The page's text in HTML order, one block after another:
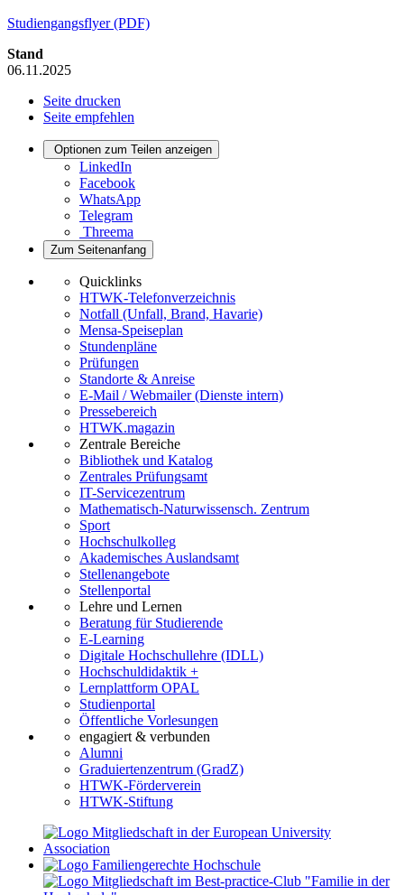
Studiengangsflyer (PDF)
Stand
06.11.2025
Seite drucken
Seite empfehlen
Optionen zum Teilen anzeigen
LinkedIn
Facebook
WhatsApp
Telegram
Threema
Zum Seitenanfang
Quicklinks
HTWK-Telefonverzeichnis
Notfall (Unfall, Brand, Havarie)
Mensa-Speiseplan
Stundenpläne
Prüfungen
Standorte & Anreise
E-Mail / Webmailer (Dienste intern)
Pressebereich
HTWK.magazin
Zentrale Bereiche
Bibliothek und Katalog
Zentrales Prüfungsamt
IT-Servicezentrum
Mathematisch-Naturwissensch. Zentrum
Sport
Hochschulkolleg
Akademisches Auslandsamt
Stellenangebote
Stellenportal
Lehre und Lernen
Beratung für Studierende
E-Learning
Digitale Hochschullehre (IDLL)
Hochschuldidaktik +
Lernplattform OPAL
Studienportal
Öffentliche Vorlesungen
engagiert & verbunden
Alumni
Graduiertenzentrum (GradZ)
HTWK-Förderverein
HTWK-Stiftung